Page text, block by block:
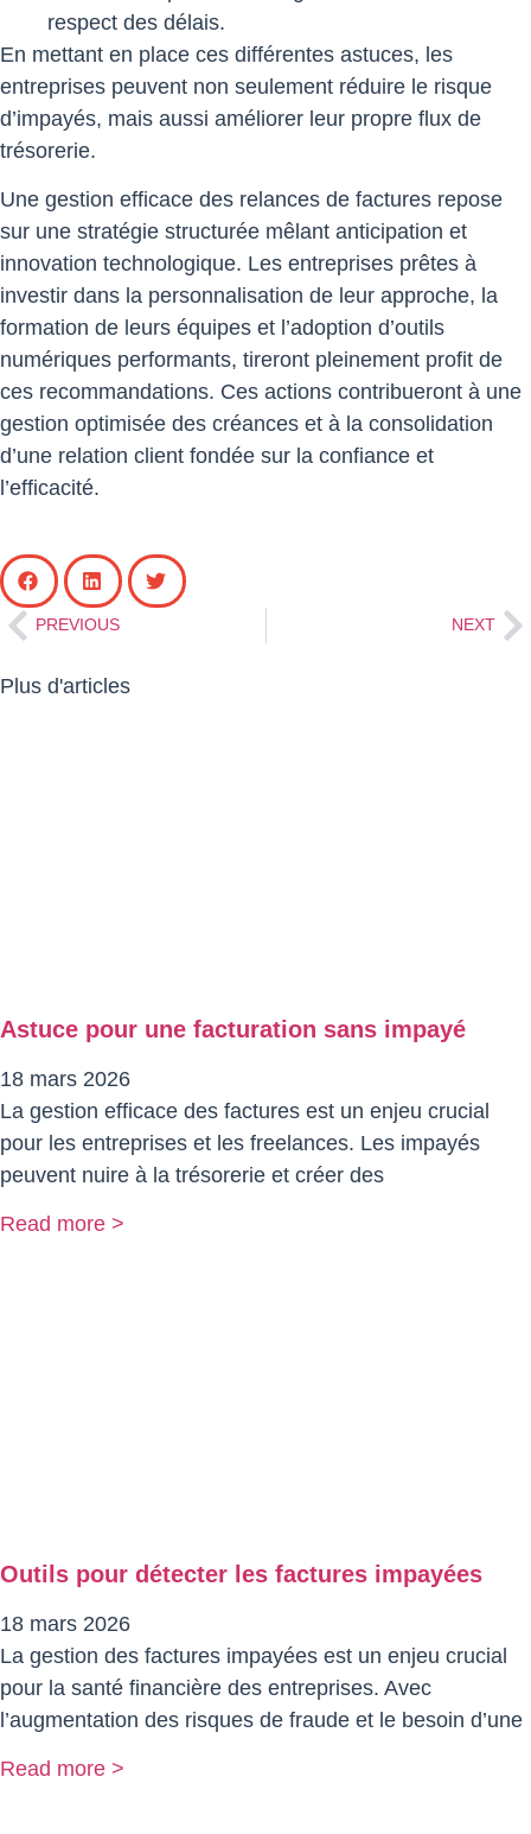
respect des délais.
En mettant en place ces différentes astuces, les
entreprises peuvent non seulement réduire le risque
d’impayés, mais aussi améliorer leur propre flux de
trésorerie.
Une gestion efficace des relances de factures repose
sur une stratégie structurée mêlant anticipation et
innovation technologique. Les entreprises prêtes à
investir dans la personnalisation de leur approche, la
formation de leurs équipes et l’adoption d’outils
numériques performants, tireront pleinement profit de
ces recommandations. Ces actions contribueront à une
gestion optimisée des créances et à la consolidation
d’une relation client fondée sur la confiance et
l’efficacité.
PREVIOUS NEXT
Plus d'articles
Astuce pour une facturation sans impayé
18 mars 2026
La gestion efficace des factures est un enjeu crucial
pour les entreprises et les freelances. Les impayés
peuvent nuire à la trésorerie et créer des
Read more >
Outils pour détecter les factures impayées
18 mars 2026
La gestion des factures impayées est un enjeu crucial
pour la santé financière des entreprises. Avec
l’augmentation des risques de fraude et le besoin d’une
Read more >